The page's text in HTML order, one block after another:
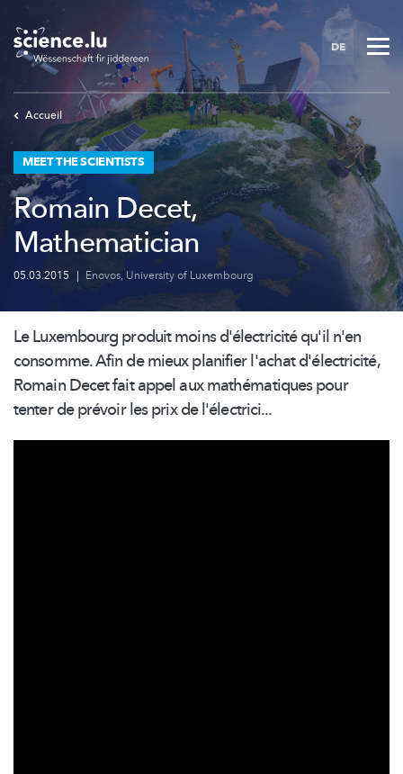
to
main
content
DE
Accueil
MEET THE SCIENTISTS
Romain Decet,
Mathematician
05.03.2015 | Enovos, University of Luxembourg
Le Luxembourg produit moinsd'électricitéqu'il n'en
consomme. Afin de mieux planifier l'achatd'électricité,
Romain Decet fait appel auxmathématiquespour
tenter de prévoir les prix de l'électrici...